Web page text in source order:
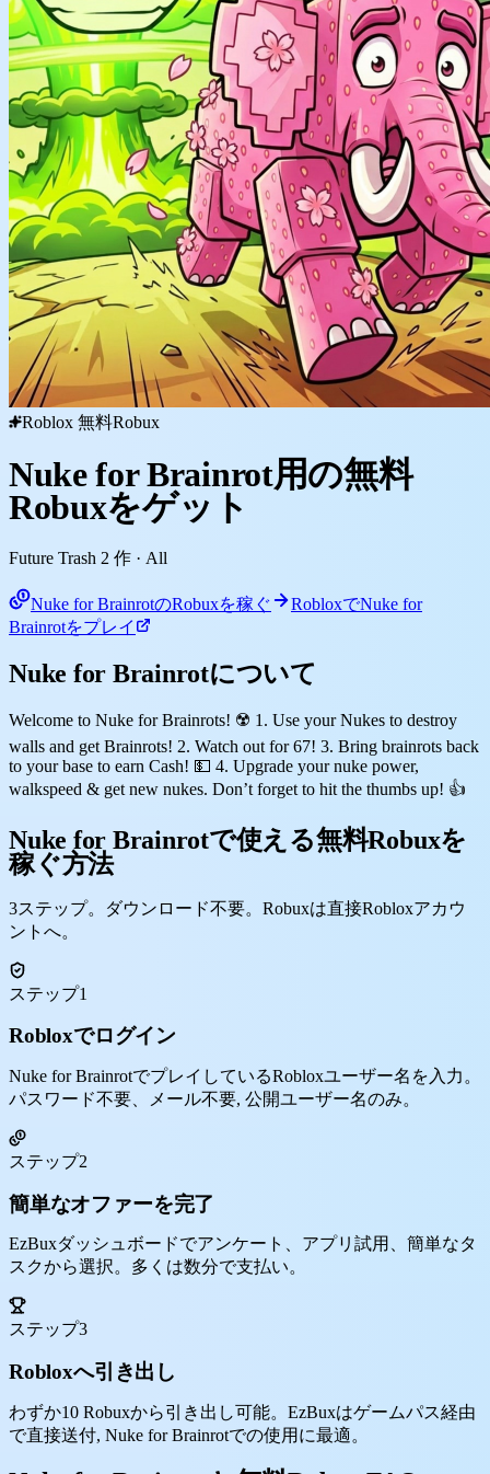
Roblox 無料Robux
Nuke for Brainrot用の無料
Robuxをゲット
Future Trash 2 作 · All
Nuke for BrainrotのRobuxを稼ぐ
RobloxでNuke for
Brainrotをプレイ
Nuke for Brainrotについて
Welcome to Nuke for Brainrots! ☢️ 1. Use your Nukes to destroy
walls and get Brainrots! 2. Watch out for 67! 3. Bring brainrots back
to your base to earn Cash! 💵 4. Upgrade your nuke power,
walkspeed & get new nukes. Don’t forget to hit the thumbs up! 👍
Nuke for Brainrotで使える無料Robuxを
稼ぐ方法
3ステップ。ダウンロード不要。Robuxは直接Robloxアカウ
ントへ。
ステップ1
Robloxでログイン
Nuke for BrainrotでプレイしているRobloxユーザー名を入力。
パスワード不要、メール不要, 公開ユーザー名のみ。
ステップ2
簡単なオファーを完了
EzBuxダッシュボードでアンケート、アプリ試用、簡単なタ
スクから選択。多くは数分で支払い。
ステップ3
Robloxへ引き出し
わずか10 Robuxから引き出し可能。EzBuxはゲームパス経由
で直接送付, Nuke for Brainrotでの使用に最適。